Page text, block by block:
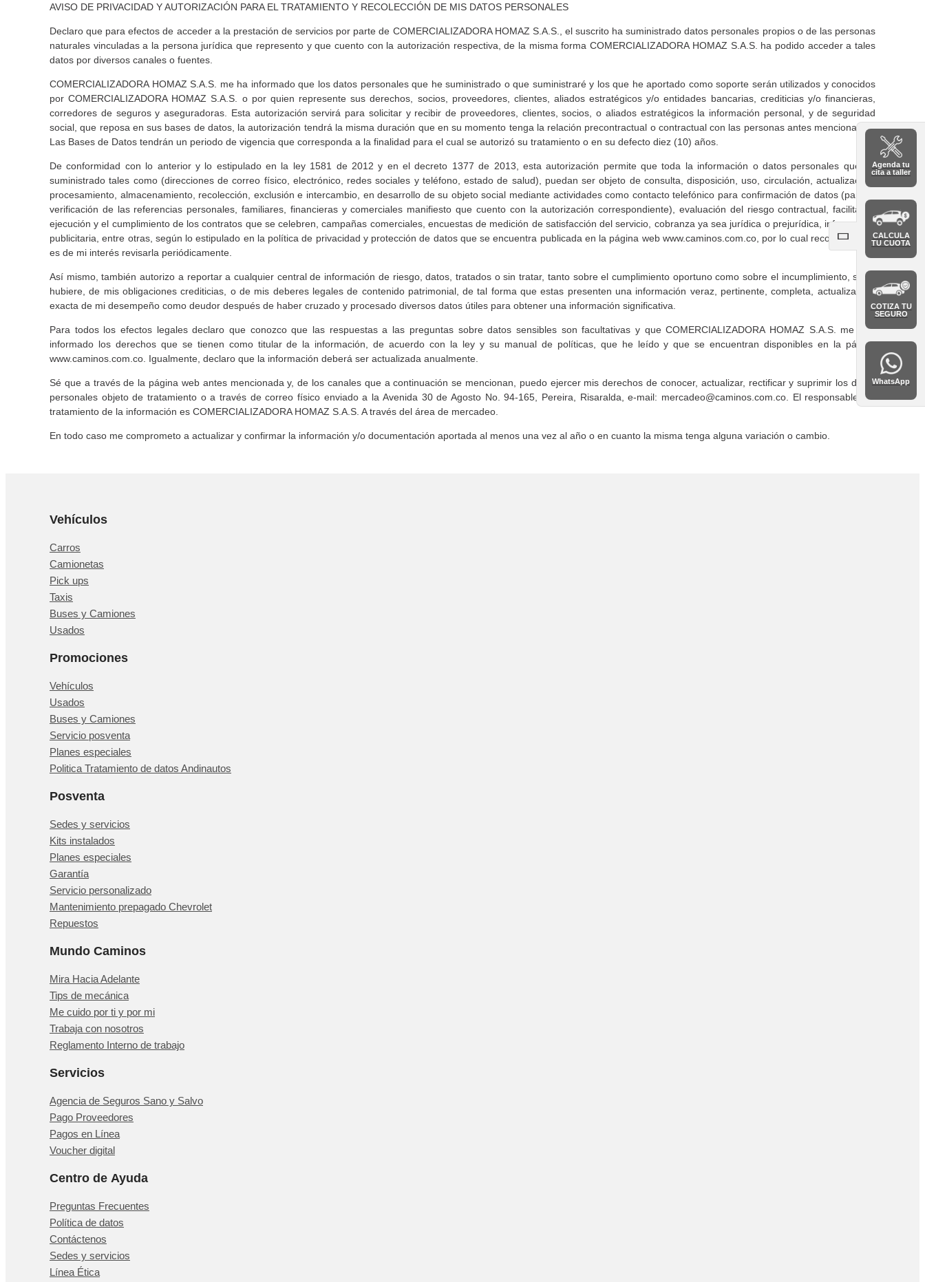
Agenda tu
cita a taller
CALCULA
TU CUOTA
COTIZA TU
SEGURO
WhatsApp
AVISO DE PRIVACIDAD Y AUTORIZACIÓN PARA EL TRATAMIENTO Y RECOLECCIÓN DE MIS DATOS PERSONALES
Declaro que para efectos de acceder a la prestación de servicios por parte de COMERCIALIZADORA HOMAZ S.A.S., el suscrito ha suministrado datos personales propios o de las personas
naturales vinculadas a la persona jurídica que represento y que cuento con la autorización respectiva, de la misma forma COMERCIALIZADORA HOMAZ S.A.S. ha podido acceder a tales
datos por diversos canales o fuentes.
COMERCIALIZADORA HOMAZ S.A.S. me ha informado que los datos personales que he suministrado o que suministraré y los que he aportado como soporte serán utilizados y conocidos
por COMERCIALIZADORA HOMAZ S.A.S. o por quien represente sus derechos, socios, proveedores, clientes, aliados estratégicos y/o entidades bancarias, crediticias y/o financieras,
corredores de seguros y aseguradoras. Esta autorización servirá para solicitar y recibir de proveedores, clientes, socios, o aliados estratégicos la información personal, y de seguridad
social, que reposa en sus bases de datos, la autorización tendrá la misma duración que en su momento tenga la relación precontractual o contractual con las personas antes mencionadas.
Las Bases de Datos tendrán un periodo de vigencia que corresponda a la finalidad para el cual se autorizó su tratamiento o en su defecto diez (10) años.
De conformidad con lo anterior y lo estipulado en la ley 1581 de 2012 y en el decreto 1377 de 2013, esta autorización permite que toda la información o datos personales que he
suministrado tales como (direcciones de correo físico, electrónico, redes sociales y teléfono, estado de salud), puedan ser objeto de consulta, disposición, uso, circulación, actualización,
procesamiento, almacenamiento, recolección, exclusión e intercambio, en desarrollo de su objeto social mediante actividades como contacto telefónico para confirmación de datos (para la
verificación de las referencias personales, familiares, financieras y comerciales manifiesto que cuento con la autorización correspondiente), evaluación del riesgo contractual, facilitar la
ejecución y el cumplimiento de los contratos que se celebren, campañas comerciales, encuestas de medición de satisfacción del servicio, cobranza ya sea jurídica o prejurídica, información
publicitaria, entre otras, según lo estipulado en la política de privacidad y protección de datos que se encuentra publicada en la página web www.caminos.com.co, por lo cual reconozco que
es de mi interés revisarla periódicamente.
Así mismo, también autorizo a reportar a cualquier central de información de riesgo, datos, tratados o sin tratar, tanto sobre el cumplimiento oportuno como sobre el incumplimiento, si los
hubiere, de mis obligaciones crediticias, o de mis deberes legales de contenido patrimonial, de tal forma que estas presenten una información veraz, pertinente, completa, actualizada y
exacta de mi desempeño como deudor después de haber cruzado y procesado diversos datos útiles para obtener una información significativa.
Para todos los efectos legales declaro que conozco que las respuestas a las preguntas sobre datos sensibles son facultativas y que COMERCIALIZADORA HOMAZ S.A.S. me han
informado los derechos que se tienen como titular de la información, de acuerdo con la ley y su manual de políticas, que he leído y que se encuentran disponibles en la página
www.caminos.com.co. Igualmente, declaro que la información deberá ser actualizada anualmente.
Sé que a través de la página web antes mencionada y, de los canales que a continuación se mencionan, puedo ejercer mis derechos de conocer, actualizar, rectificar y suprimir los datos
personales objeto de tratamiento o a través de correo físico enviado a la Avenida 30 de Agosto No. 94-165, Pereira, Risaralda, e-mail: mercadeo@caminos.com.co. El responsable del
tratamiento de la información es COMERCIALIZADORA HOMAZ S.A.S. A través del área de mercadeo.
En todo caso me comprometo a actualizar y confirmar la información y/o documentación aportada al menos una vez al año o en cuanto la misma tenga alguna variación o cambio.
Vehículos
Carros
Camionetas
Pick ups
Taxis
Buses y Camiones
Usados
Promociones
Vehículos
Usados
Buses y Camiones
Servicio posventa
Planes especiales
Politica Tratamiento de datos Andinautos
Posventa
Sedes y servicios
Kits instalados
Planes especiales
Garantía
Servicio personalizado
Mantenimiento prepagado Chevrolet
Repuestos
Mundo Caminos
Mira Hacia Adelante
Tips de mecánica
Me cuido por ti y por mi
Trabaja con nosotros
Reglamento Interno de trabajo
Servicios
Agencia de Seguros Sano y Salvo
Pago Proveedores
Pagos en Línea
Voucher digital
Centro de Ayuda
Preguntas Frecuentes
Política de datos
Contáctenos
Sedes y servicios
Línea Ética